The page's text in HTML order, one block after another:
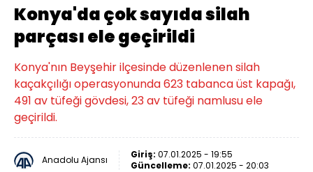
Konya'da çok sayıda silah
parçası ele geçirildi
Konya'nın Beyşehir ilçesinde düzenlenen silah
kaçakçılığı operasyonunda 623 tabanca üst kapağı,
491 av tüfeği gövdesi, 23 av tüfeği namlusu ele
geçirildi.
Anadolu Ajansı Giriş: 07.01.2025 - 19:55
Güncelleme: 07.01.2025 - 20:03